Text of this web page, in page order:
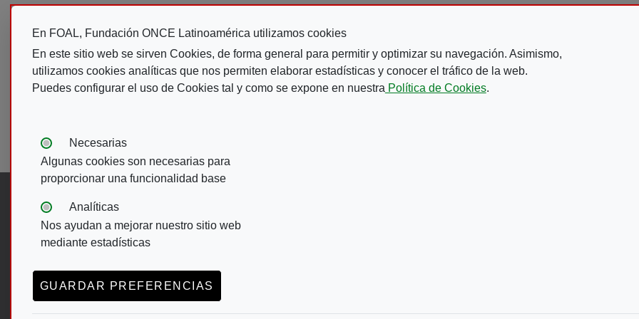
En FOAL, Fundación ONCE Latinoamérica utilizamos cookies
En este sitio web se sirven Cookies, de forma general para permitir y optimizar su navegación. Asimismo,
utilizamos cookies analíticas que nos permiten elaborar estadísticas y conocer el tráfico de la web.
Puedes configurar el uso de Cookies tal y como se expone en nuestra Política de Cookies.
Tipos de cookies:
Necesarias
Algunas cookies son necesarias para
proporcionar una funcionalidad base
Analíticas
Nos ayudan a mejorar nuestro sitio web
mediante estadísticas
GUARDAR PREFERENCIAS
Comparte esta noticia
Síguenos en:
Menú del pie